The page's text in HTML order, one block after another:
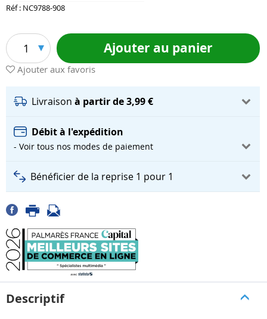
Réf : NC9788-908
1 Ajouter au panier
Ajouter aux favoris
Livraison à partir de 3,99 €
Débit à l'expédition
- Voir tous nos modes de paiement
Bénéficier de la reprise 1 pour 1
Descriptif